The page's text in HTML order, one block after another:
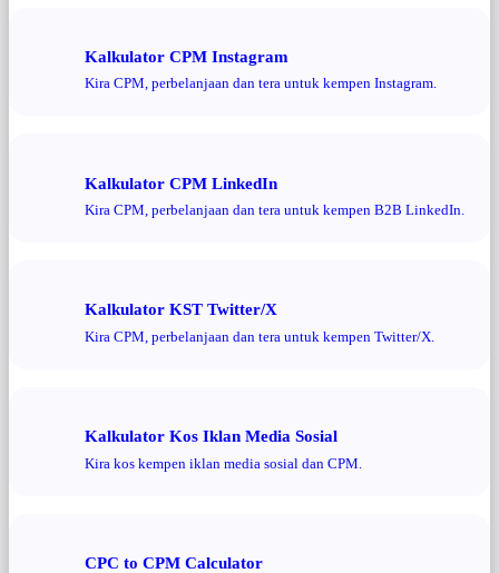
Kalkulator CPM Instagram
Kira CPM, perbelanjaan dan tera untuk kempen Instagram.
Kalkulator CPM LinkedIn
Kira CPM, perbelanjaan dan tera untuk kempen B2B LinkedIn.
Kalkulator KST Twitter/X
Kira CPM, perbelanjaan dan tera untuk kempen Twitter/X.
Kalkulator Kos Iklan Media Sosial
Kira kos kempen iklan media sosial dan CPM.
CPC to CPM Calculator